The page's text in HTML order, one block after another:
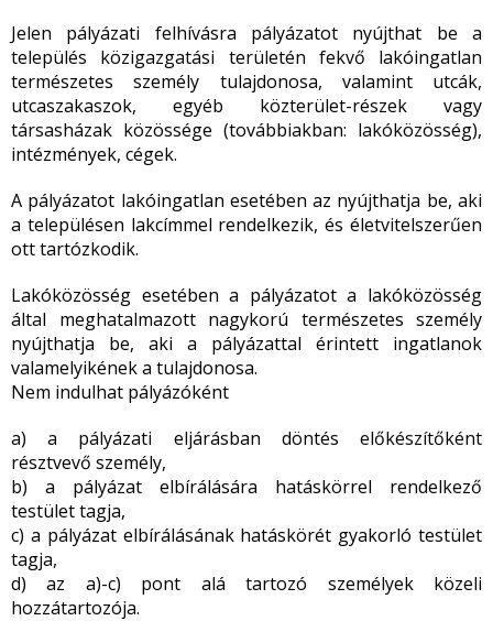
Jelen pályázati felhívásra pályázatot nyújthat be a
település közigazgatási területén fekvő lakóingatlan
természetes személy tulajdonosa, valamint utcák,
utcaszakaszok, egyéb közterület-részek vagy
társasházak közössége (továbbiakban: lakóközösség),
intézmények, cégek.
A pályázatot lakóingatlan esetében az nyújthatja be, aki
a településen lakcímmel rendelkezik, és életvitelszerűen
ott tartózkodik.
Lakóközösség esetében a pályázatot a lakóközösség
által meghatalmazott nagykorú természetes személy
nyújthatja be, aki a pályázattal érintett ingatlanok
valamelyikének a tulajdonosa.
Nem indulhat pályázóként
a) a pályázati eljárásban döntés előkészítőként
résztvevő személy,
b) a pályázat elbírálására hatáskörrel rendelkező
testület tagja,
c) a pályázat elbírálásának hatáskörét gyakorló testület
tagja,
d) az a)-c) pont alá tartozó személyek közeli
hozzátartozója.